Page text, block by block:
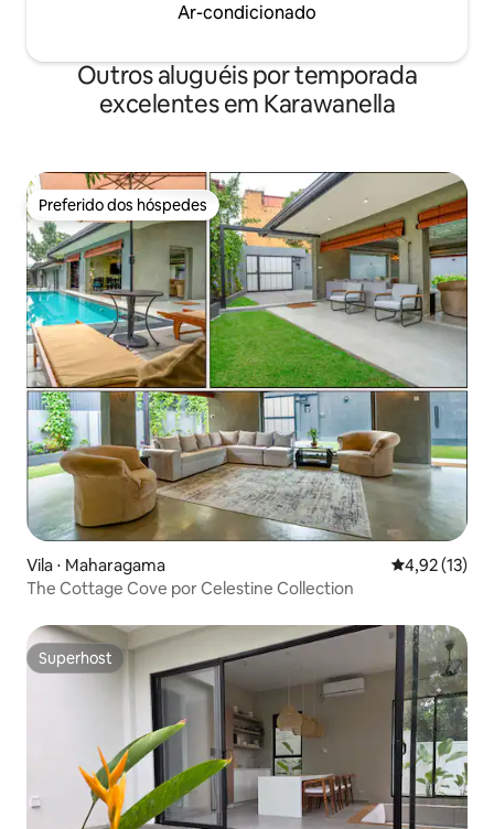
Ar-condicionado
Outros aluguéis por temporada
excelentes em Karawanella
Preferido dos hóspedes
Preferido dos hóspedes
Vila ⋅ Maharagama 4,92 de uma
4,92 (13)
The Cottage Cove por Celestine Collection
Superhost
Superhost